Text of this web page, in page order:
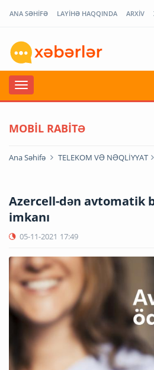
ANA SƏHİFƏ LAYİHƏ HAQQINDA ARXİV
MOBİL RABİTƏ
Ana Səhifə TELEKOM VƏ NƏQLİYYAT
Azercell-dən avtomatik
imkanı
05-11-2021 17:49